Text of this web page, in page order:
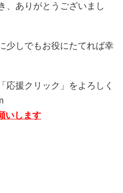
、ありがとうございまし
少しでもお役にたてれば幸
応援クリック」をよろしく
いします